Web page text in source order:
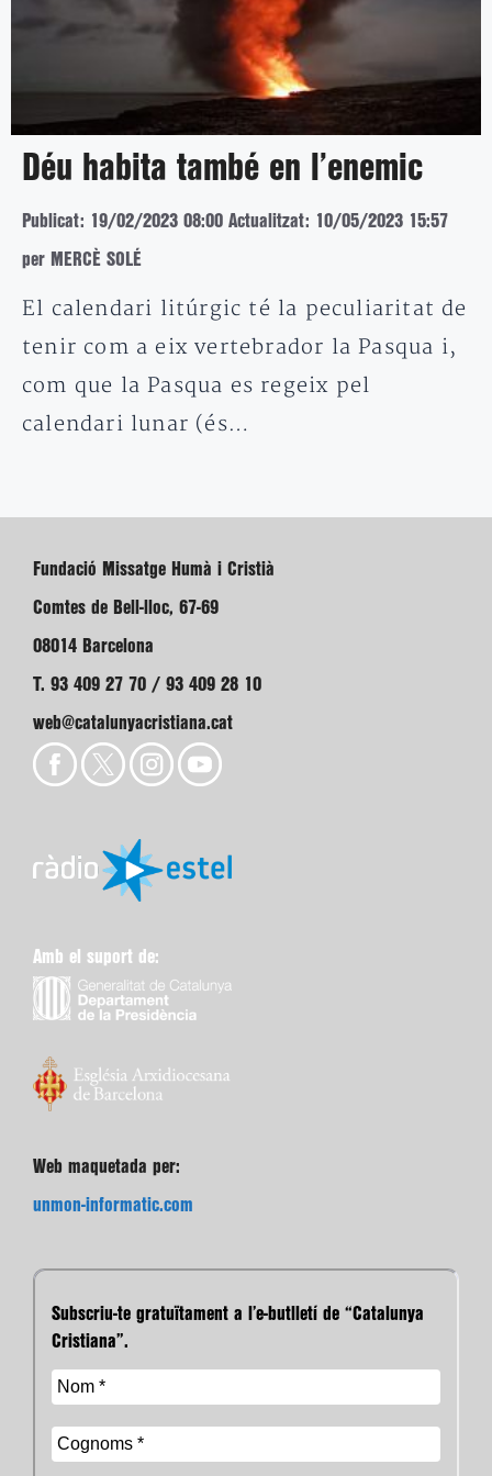
Déu habita també en l’enemic
Publicat: 19/02/2023 08:00 Actualitzat: 10/05/2023 15:57
per MERCÈ SOLÉ
El calendari litúrgic té la peculiaritat de
tenir com a eix vertebrador la Pasqua i,
com que la Pasqua es regeix pel
calendari lunar (és…
Fundació Missatge Humà i Cristià
Comtes de Bell-lloc, 67-69
08014 Barcelona
T. 93 409 27 70 / 93 409 28 10
web@catalunyacristiana.cat
Amb el suport de:
Web maquetada per:
unmon-informatic.com
Subscriu-te gratuïtament a l’e-butlletí de “Catalunya
Cristiana”.